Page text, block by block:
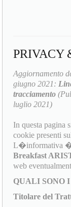
PRIVACY
Aggiornamento
giugno 2021:
tracciamento
luglio 2021)
In questa pagina
cookie presenti
L�informativa �
Breakfast
web
QUALI SONO
Titolare del